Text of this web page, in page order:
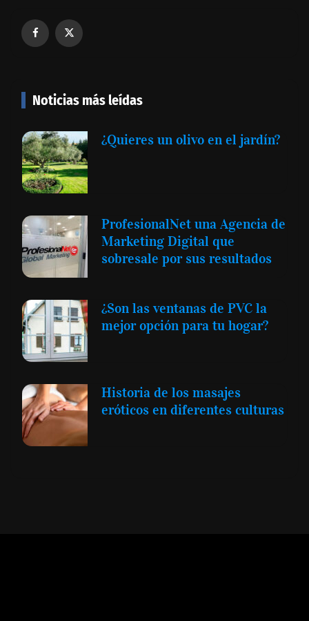
Noticias más leídas
¿Quieres un olivo en el jardín?
ProfesionalNet una Agencia de
Marketing Digital que
sobresale por sus resultados
¿Son las ventanas de PVC la
mejor opción para tu hogar?
Historia de los masajes
eróticos en diferentes culturas